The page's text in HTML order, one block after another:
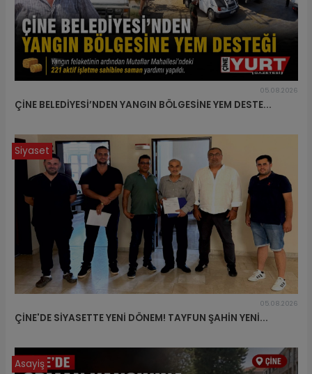
05.08.2026
ÇİNE BELEDİYESİ’NDEN YANGIN BÖLGESİNE YEM DESTE...
05.08.2026
ÇİNE'DE SİYASETTE YENİ DÖNEM! TAYFUN ŞAHİN YENİ...
Siyaset
Asayiş